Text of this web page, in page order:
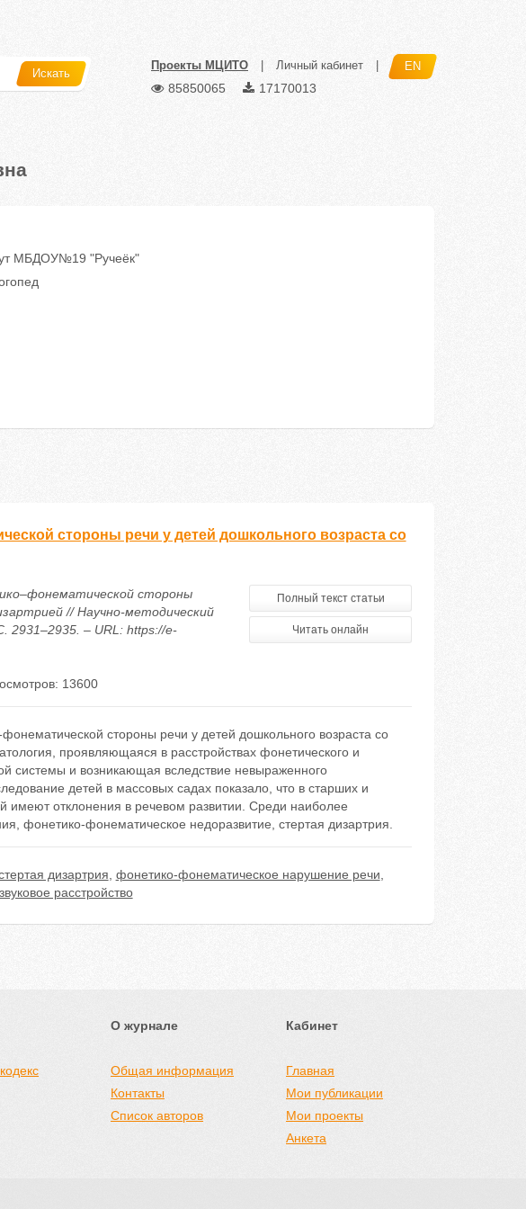
Искать
Проекты МЦИТО Личный кабинет EN
85850065 17170013
МБДОУ№19 "Ручеёк"
стороны речи у детей дошкольного возраста со
стороны
// Научно-методический
2931–2935. – URL: https://e-
Полный текст статьи
Читать онлайн
13600
стороны речи у детей дошкольного возраста со
проявляющаяся в расстройствах фонетического и
системы и возникающая вследствие невыраженного
детей в массовых садах показало, что в старших и
имеют отклонения в речевом развитии. Среди наиболее
фонетико-фонематическое недоразвитие, стертая дизартрия.
дизартрия фонетико-фонематическое нарушение речи
звуковое расстройство
О журнале
Общая информация
Контакты
Список авторов
Кабинет
Главная
Мои публикации
Мои проекты
Анкета